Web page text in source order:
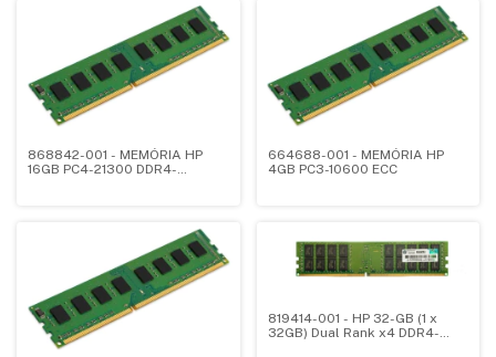
868842-001 - MEMÓRIA HP
16GB PC4-21300 DDR4-
664688-001 - MEMÓRIA HP
4GB PC3-10600 ECC
819414-001 - HP 32-GB (1 x
32GB) Dual Rank x4 DDR4-